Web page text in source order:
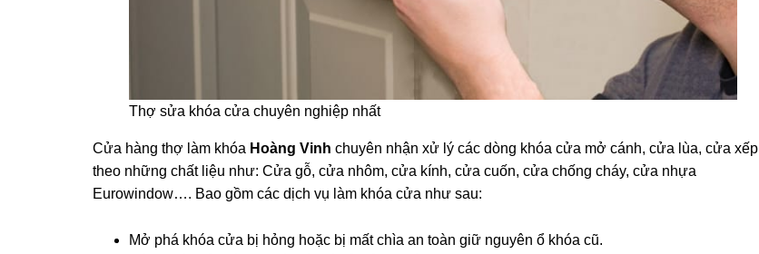
Thợ sửa khóa cửa chuyên nghiệp nhất
Cửa hàng thợ làm khóa Hoàng Vinh chuyên nhận xử lý các dòng khóa cửa mở cánh, cửa lùa, cửa xếp
theo những chất liệu như: Cửa gỗ, cửa nhôm, cửa kính, cửa cuốn, cửa chống cháy, cửa nhựa
Eurowindow…. Bao gồm các dịch vụ làm khóa cửa như sau:
Mở phá khóa cửa bị hỏng hoặc bị mất chìa an toàn giữ nguyên ổ khóa cũ.